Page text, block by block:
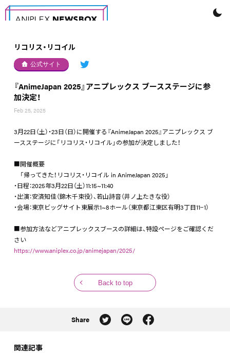
リコリス・リコイル
公式サイト
『AnimeJapan 2025』アニプレックス ブースステージに参
加決定！
Feb 25, 2025
3月22日（土）・23日（日）に開催する『AnimeJapan 2025』アニプレックス ブ
ースステージに「リコリス・リコイル」の参加が決定しました！
■開催概要
「帰ってきた！リコリス・リコイル in AnimeJapan 2025」
・日程：2025年3月22日（土）11:15~11:40
・出演：安済知佳（錦木千束役）、若山詩音（井ノ上たきな役）
・会場：東京ビッグサイト東展示1~8ホール（東京都江東区有明3丁目11−1）
■参加方法などアニプレックスブースの詳細は、特設ページをご確認くだ
さい
https://www.aniplex.co.jp/animejapan/2025/
Back to top
Share
関連記事